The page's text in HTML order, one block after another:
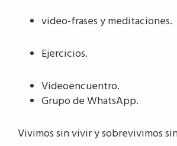
video-frases y meditaciones.
Ejercicios.
Videoencuentro.
Grupo de WhatsApp.
Vivimos sin vivir y sobrevivimos